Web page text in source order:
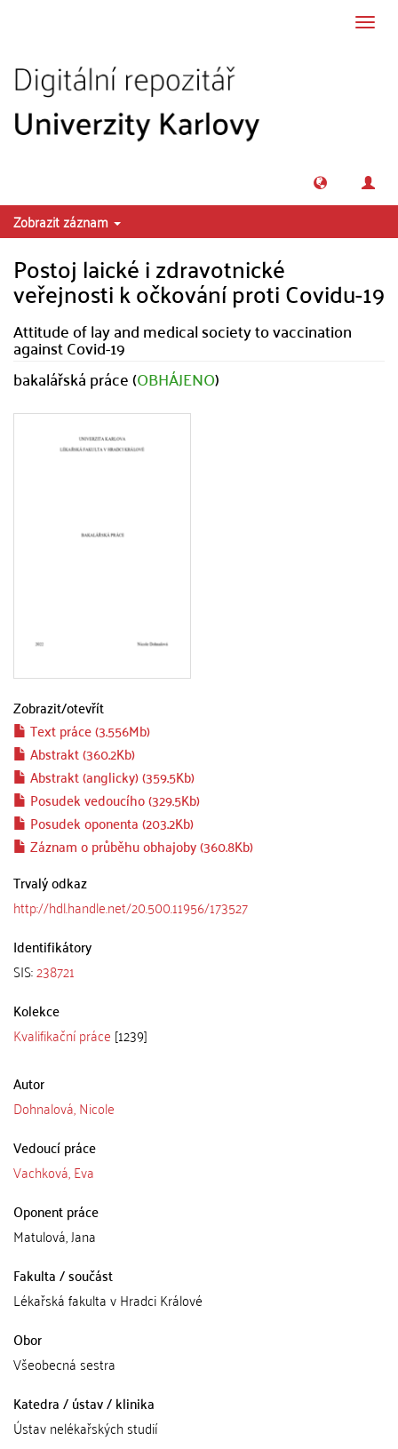
Zobrazit záznam
Postoj laické i zdravotnické
veřejnosti k očkování proti Covidu-19
Attitude of lay and medical society to vaccination
against Covid-19
bakalářská práce (OBHÁJENO)
Zobrazit/otevřít
Text práce (3.556Mb)
Abstrakt (360.2Kb)
Abstrakt (anglicky) (359.5Kb)
Posudek vedoucího (329.5Kb)
Posudek oponenta (203.2Kb)
Záznam o průběhu obhajoby (360.8Kb)
Trvalý odkaz
http://hdl.handle.net/20.500.11956/173527
Identifikátory
SIS:238721
Kolekce
Kvalifikační práce [1239]
Autor
Dohnalová, Nicole
Vedoucí práce
Vachková, Eva
Oponent práce
Matulová, Jana
Fakulta / součást
Lékařská fakulta v Hradci Králové
Obor
Všeobecná sestra
Katedra / ústav / klinika
Ústav nelékařských studií